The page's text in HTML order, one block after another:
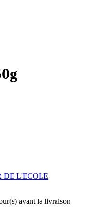
DE L'ECOLE
avant la livraison